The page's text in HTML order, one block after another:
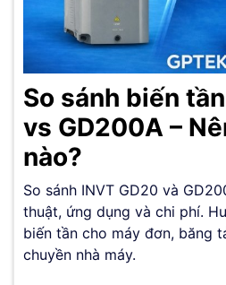
So sánh biến
vs GD200A –
nào?
So sánh INVT GD20 và
thuật, ứng dụng và chi phí.
biến tần cho máy đơn, băng
chuyền nhà máy.